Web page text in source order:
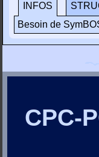
INFOS
Besoin de
CPC-